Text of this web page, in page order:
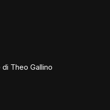
Theo Gallino